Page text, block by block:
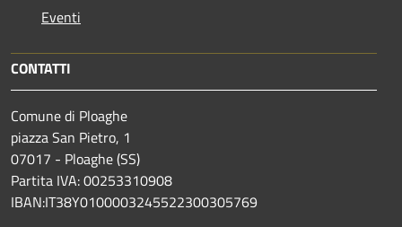
Eventi
CONTATTI
Comune di Ploaghe
piazza San Pietro, 1
07017 - Ploaghe (SS)
Partita IVA: 00253310908
IBAN:IT38Y0100003245522300305769